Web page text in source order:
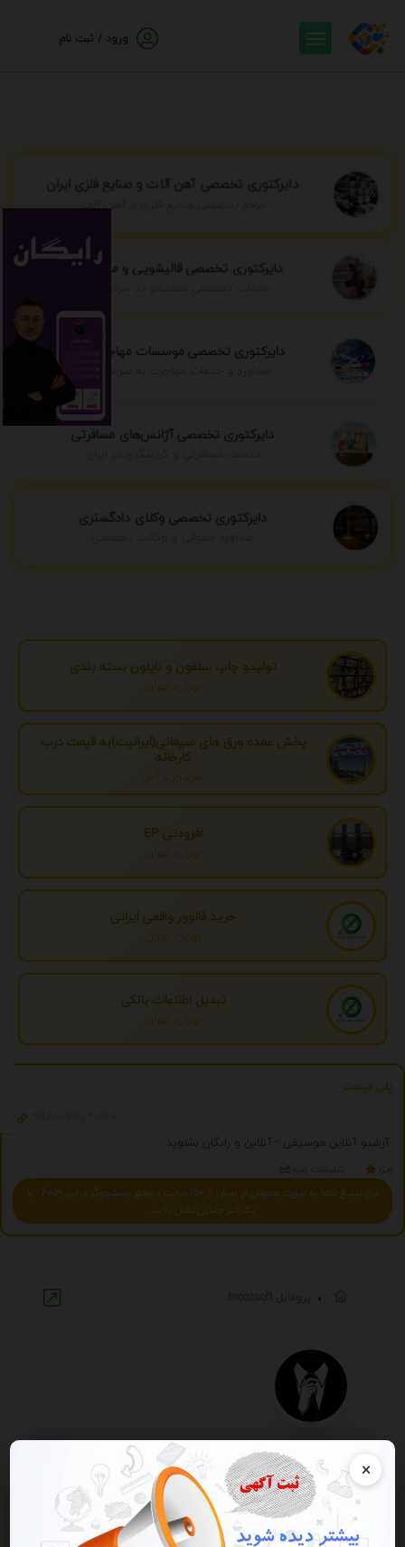
ورود / ثبت نام
دایرکتوری تخصصی آهن آلات و صنایع فلزی ایران
مرجع تخصصی صنایع فلزی و آهن آلات
دایرکتوری تخصصی قالیشویی و مبل شویی
دایرکتوری تخصصی موسسات مهاجرتی ایران
مشاوره و خدمات مهاجرت به سراسر جهان
دایرکتوری تخصصی آژانس‌های مسافرتی
دایرکتوری تخصصی وکلای دادگستری
تولیدو چاپ سلفون و نایلون بسته بندی
تهران، تهران
پخش عمده ورق های سیمانی(ایرانیت)به قیمت درب
کارخانه
مازندران، آمل
افزودنی EP
تهران، تهران
خرید فالوور واقعی ایرانی
تهران، تهران
تبدیل اطلاعات بانکی
تهران، تهران
×
پلی لیست
https://play.2059.ir
درج تبلیغ شما به صورت همزمان در بیش از 150 سایت و موتور جستجوگر ایرانی 2059 - با
یک تیر چندین نشان بزنید
0 آگهی